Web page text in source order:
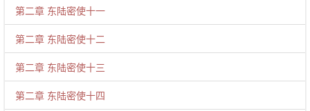
第二章 东陆密使十一
第二章 东陆密使十二
第二章 东陆密使十三
第二章 东陆密使十四